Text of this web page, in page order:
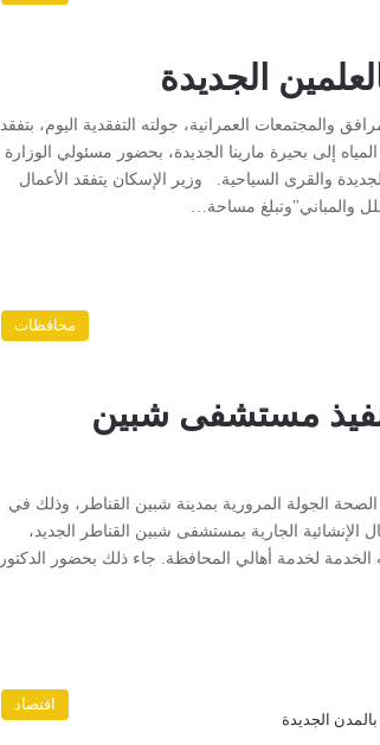
الجديدة
والمجتمعات العمرانية، جولته التفقدية اليوم، بتفقد
إلى بحيرة مارينا الجديدة، بحضور مسئولي الوزارة
والقرى السياحية. وزير الإسكان يتفقد الأعمال
محافظات
مستشفى شبين
الجولة المرورية بمدينة شبين القناطر، وذلك في
الإنشائية الجارية بمستشفى شبين القناطر الجديد،
الخدمة لخدمة أهالي المحافظة. جاء ذلك بحضور الدكتور
اقتصاد